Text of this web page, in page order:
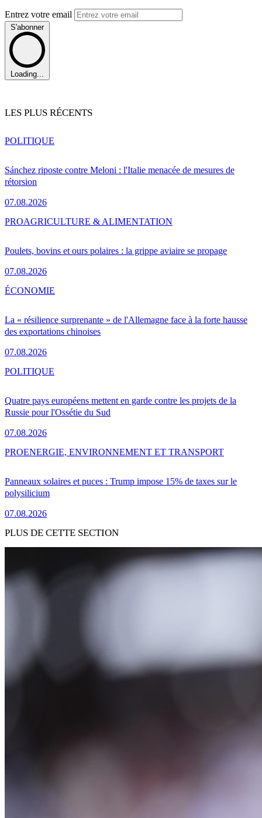
Entrez votre email
S'abonner
Loading...
LES PLUS RÉCENTS
Sánchez riposte contre Meloni : l'Italie menacée de mesures de
rétorsion
07.08.2026
POLITIQUE
Poulets, bovins et ours polaires : la grippe aviaire se propage
07.08.2026
PROAGRICULTURE & ALIMENTATION
La « résilience surprenante » de l'Allemagne face à la forte hausse
des exportations chinoises
07.08.2026
ÉCONOMIE
Quatre pays européens mettent en garde contre les projets de la
Russie pour l'Ossétie du Sud
07.08.2026
POLITIQUE
Panneaux solaires et puces : Trump impose 15% de taxes sur le
polysilicium
07.08.2026
PROENERGIE, ENVIRONNEMENT ET TRANSPORT
PLUS DE CETTE SECTION